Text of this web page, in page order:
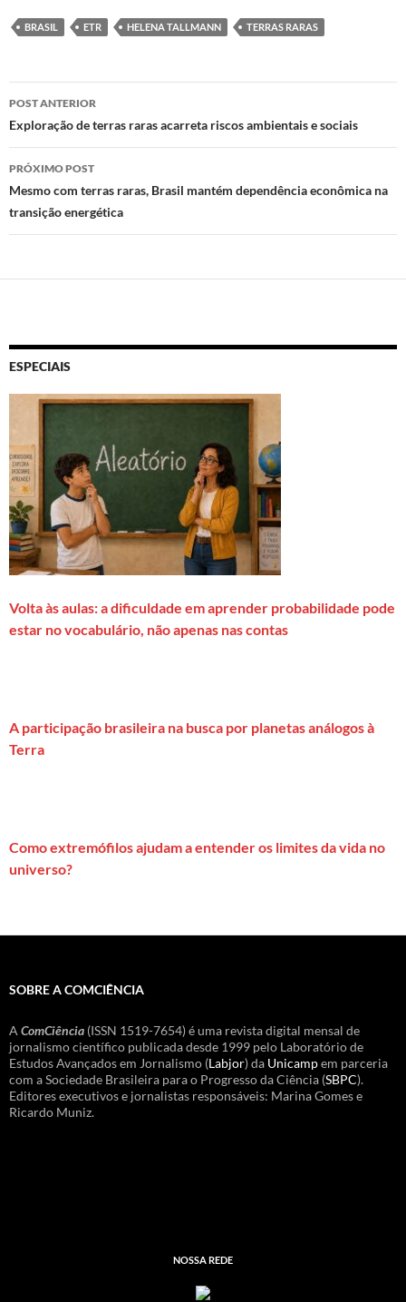
to
d
o
n
e
b
o
o
k
at
s
A
p
nt
BRASIL ETR HELENA TALLMANN TERRAS RARAS
Navegação
de
posts
POST ANTERIOR
Exploração de terras raras acarreta riscos ambientais e sociais
PRÓXIMO POST
Mesmo com terras raras, Brasil mantém dependência econômica na
transição energética
ESPECIAIS
Volta às aulas: a dificuldade em aprender probabilidade pode
estar no vocabulário, não apenas nas contas
A participação brasileira na busca por planetas análogos à
Terra
Como extremófilos ajudam a entender os limites da vida no
universo?
SOBRE A COMCIÊNCIA
A ComCiência (ISSN 1519-7654) é uma revista digital mensal de
jornalismo científico publicada desde 1999 pelo Laboratório de
Estudos Avançados em Jornalismo (Labjor) da Unicampem parceria
com a Sociedade Brasileira para o Progresso da Ciência (SBPC).
Editores executivos e jornalistas responsáveis: Marina Gomes e
Ricardo Muniz.
NOSSA REDE